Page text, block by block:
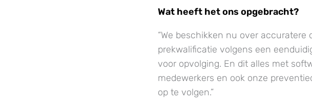
Wat heeft het ons opgebracht?
“We beschikken nu over accuratere
prekwalificatie volgens een
voor opvolging. En dit alles met
medewerkers en ook onze
op te volgen.”